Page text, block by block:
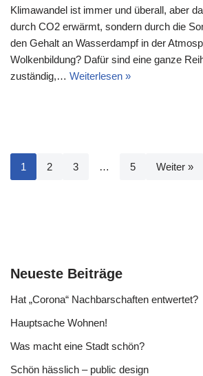
Klimawandel ist immer und überall, aber
durch CO2 erwärmt, sondern durch die
den Gehalt an Wasserdampf in der
Wolkenbildung? Dafür sind eine ganze
zuständig,… Weiterlesen »
1 2 3 … 5 Weiter »
Neueste Beiträge
Hat „Corona“ Nachbarschaften entwertet?
Hauptsache Wohnen!
Was macht eine Stadt schön?
Schön hässlich – public design